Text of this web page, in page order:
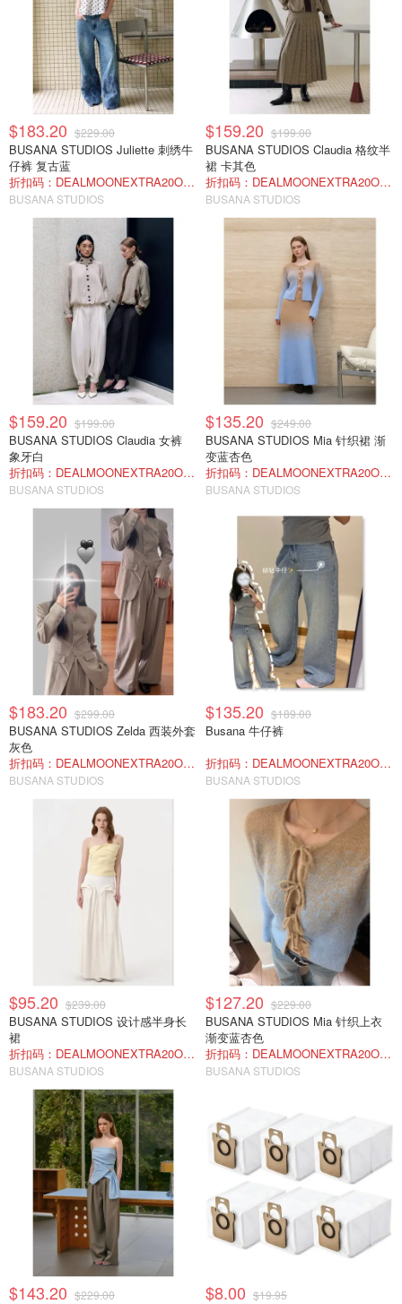
$183.20 $229.00
BUSANA STUDIOS Juliette 刺绣牛
仔裤 复古蓝
折扣码：DEALMOONEXTRA20OFF
BUSANA STUDIOS
$159.20 $199.00
BUSANA STUDIOS Claudia 格纹半
裙 卡其色
折扣码：DEALMOONEXTRA20OFF
BUSANA STUDIOS
$159.20 $199.00
BUSANA STUDIOS Claudia 女裤
象牙白
折扣码：DEALMOONEXTRA20OFF
BUSANA STUDIOS
$135.20 $249.00
BUSANA STUDIOS Mia 针织裙 渐
变蓝杏色
折扣码：DEALMOONEXTRA20OFF
BUSANA STUDIOS
$183.20 $299.00
BUSANA STUDIOS Zelda 西装外套
灰色
折扣码：DEALMOONEXTRA20OFF
BUSANA STUDIOS
$135.20 $189.00
Busana 牛仔裤
折扣码：DEALMOONEXTRA20OFF
BUSANA STUDIOS
$95.20 $239.00
BUSANA STUDIOS 设计感半身长
裙
折扣码：DEALMOONEXTRA20OFF
BUSANA STUDIOS
$127.20 $229.00
BUSANA STUDIOS Mia 针织上衣
渐变蓝杏色
折扣码：DEALMOONEXTRA20OFF
BUSANA STUDIOS
$143.20 $229.00 $8.00 $19.95